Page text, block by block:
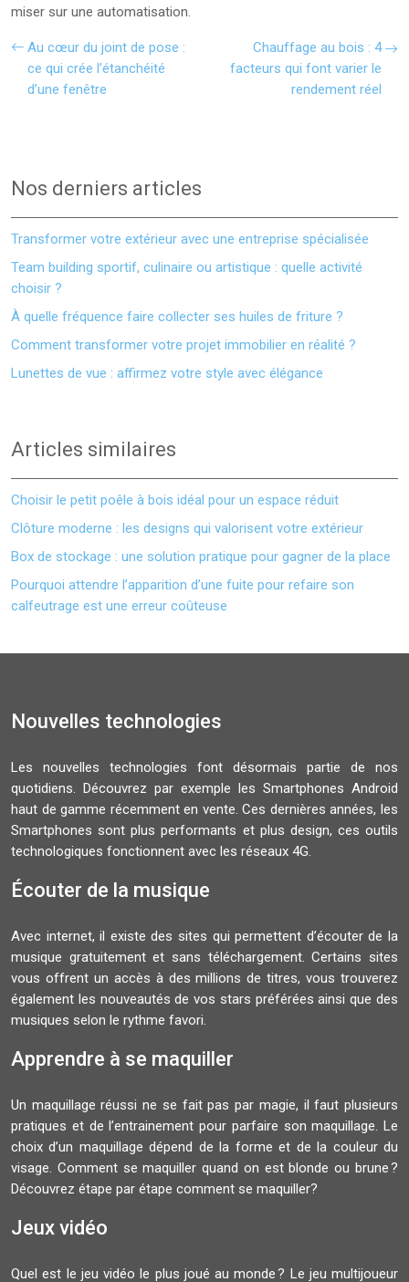
miser sur une automatisation.
Au cœur du joint de pose :
ce qui crée l’étanchéité
d’une fenêtre
Chauffage au bois : 4
facteurs qui font varier le
rendement réel
Nos derniers articles
Transformer votre extérieur avec une entreprise spécialisée
Team building sportif, culinaire ou artistique : quelle activité
choisir ?
À quelle fréquence faire collecter ses huiles de friture ?
Comment transformer votre projet immobilier en réalité ?
Lunettes de vue : affirmez votre style avec élégance
Articles similaires
Choisir le petit poêle à bois idéal pour un espace réduit
Clôture moderne : les designs qui valorisent votre extérieur
Box de stockage : une solution pratique pour gagner de la place
Pourquoi attendre l’apparition d’une fuite pour refaire son
calfeutrage est une erreur coûteuse
Nouvelles technologies
Les nouvelles technologies font désormais partie de nos
quotidiens. Découvrez par exemple les Smartphones Android
haut de gamme récemment en vente. Ces dernières années, les
Smartphones sont plus performants et plus design, ces outils
technologiques fonctionnent avec les réseaux 4G.
Écouter de la musique
Avec internet, il existe des sites qui permettent d’écouter de la
musique gratuitement et sans téléchargement. Certains sites
vous offrent un accès à des millions de titres, vous trouverez
également les nouveautés de vos stars préférées ainsi que des
musiques selon le rythme favori.
Apprendre à se maquiller
Un maquillage réussi ne se fait pas par magie, il faut plusieurs
pratiques et de l’entrainement pour parfaire son maquillage. Le
choix d’un maquillage dépend de la forme et de la couleur du
visage. Comment se maquiller quand on est blonde ou brune ?
Découvrez étape par étape comment se maquiller?
Jeux vidéo
Quel est le jeu vidéo le plus joué au monde ? Le jeu multijoueur